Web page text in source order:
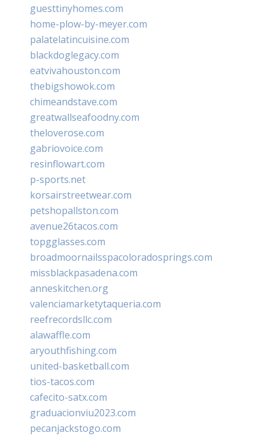
guesttinyhomes.com
home-plow-by-meyer.com
palatelatincuisine.com
blackdoglegacy.com
eatvivahouston.com
thebigshowok.com
chimeandstave.com
greatwallseafoodny.com
theloverose.com
gabriovoice.com
resinflowart.com
p-sports.net
korsairstreetwear.com
petshopallston.com
avenue26tacos.com
topgglasses.com
broadmoornailsspacoloradosprings.com
missblackpasadena.com
anneskitchen.org
valenciamarketytaqueria.com
reefrecordsllc.com
alawaffle.com
aryouthfishing.com
united-basketball.com
tios-tacos.com
cafecito-satx.com
graduacionviu2023.com
pecanjackstogo.com